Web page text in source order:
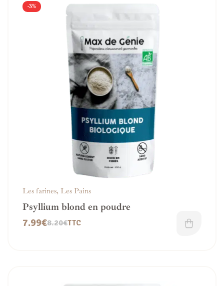
-3%
Les farines, Les Pains
Psyllium blond en poudre
8.20€
7.99€ TTC